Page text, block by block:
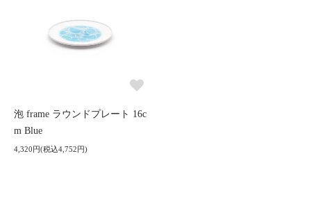
泡 frame ラウンドプレート 16c
m Blue
4,320円(税込4,752円)